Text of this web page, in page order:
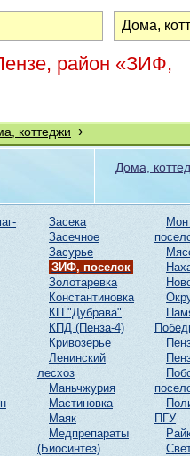
район «ЗИФ,
коттеджи ›
Дома,
Засека
Засечное
Засурье
ЗИФ, поселок
Золотаревка
Константиновка
КП "Дубрава"
КПД (Пенза-4)
Кривозерье
Ленинский
лесхоз
Маньчжурия
Мастиновка
Маяк
Медпрепараты
(Биосинтез)
ПГУ